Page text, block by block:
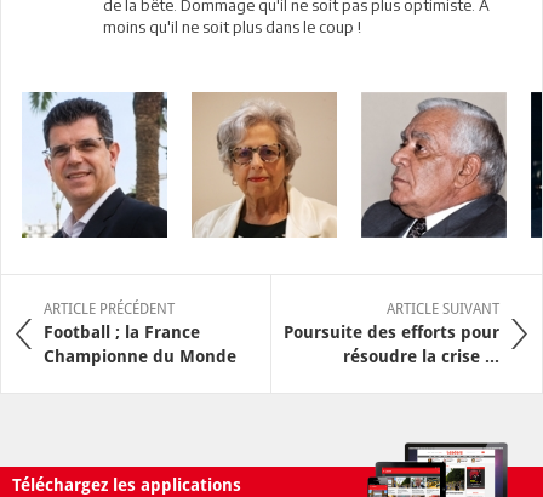
de la bête. Dommage qu'il ne soit pas plus optimiste. A
moins qu'il ne soit plus dans le coup !
ARTICLE PRÉCÉDENT
Football ; la France
Championne du Monde
ARTICLE SUIVANT
Poursuite des efforts pour
résoudre la crise ...
Téléchargez les applications